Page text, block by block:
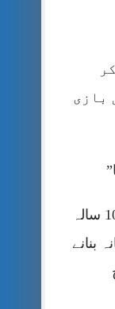
بازی
جہلم پولیس کی کارروائی،10 سالہ
بنانے